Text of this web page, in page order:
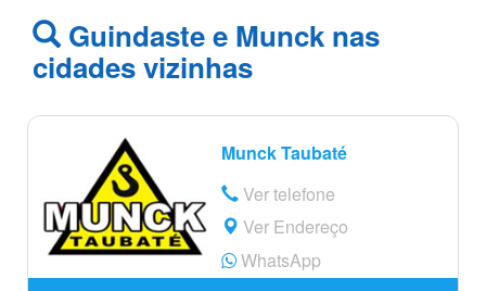
Guindaste e Munck nas
cidades vizinhas
Munck Taubaté
Ver telefone
Ver Endereço
WhatsApp